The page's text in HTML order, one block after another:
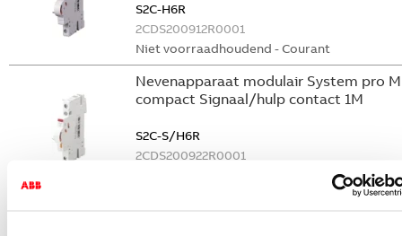
S2C-H6R
2CDS200912R0001
Niet voorraadhoudend - Courant
Nevenapparaat modulair System pro M
compact Signaal/hulp contact 1M
S2C-S/H6R
2CDS200922R0001